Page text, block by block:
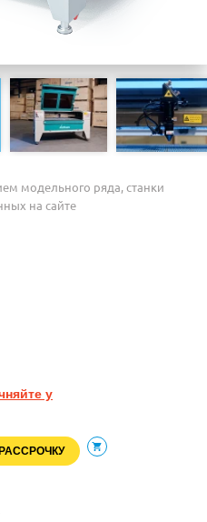
модельного ряда, станки
на сайте
у
В корзину